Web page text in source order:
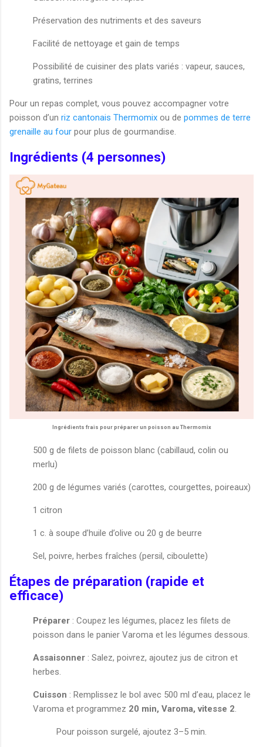
Préservation des nutriments et des saveurs
Facilité de nettoyage et gain de temps
Possibilité de cuisiner des plats variés : vapeur, sauces,
gratins, terrines
Pour un repas complet, vous pouvez accompagner votre
poisson d’un riz cantonais Thermomix ou de pommes de terre
grenaille au four pour plus de gourmandise.
Ingrédients (4 personnes)
Ingrédients frais pour préparer un poisson au Thermomix
500 g de filets de poisson blanc (cabillaud, colin ou
merlu)
200 g de légumes variés (carottes, courgettes, poireaux)
1 citron
1 c. à soupe d’huile d’olive ou 20 g de beurre
Sel, poivre, herbes fraîches (persil, ciboulette)
Étapes de préparation (rapide et
efficace)
Préparer : Coupez les légumes, placez les filets de
poisson dans le panier Varoma et les légumes dessous.
Assaisonner : Salez, poivrez, ajoutez jus de citron et
herbes.
Cuisson : Remplissez le bol avec 500 ml d’eau, placez le
Varoma et programmez 20 min, Varoma, vitesse 2
Pour poisson surgelé, ajoutez 3–5 min.